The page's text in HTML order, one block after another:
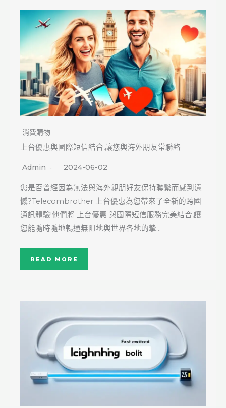
消費購物
上台優惠與國際短信結合,讓您與海外朋友常聯絡
Admin 2024-06-02
您是否曾經因為無法與海外親朋好友保持聯繫而感到遺
憾?Telecombrother 上台優惠為您帶來了全新的跨國
通訊體驗!他們將 上台優惠 與國際短信服務完美結合,讓
您能隨時隨地暢通無阻地與世界各地的摯…
READ MORE